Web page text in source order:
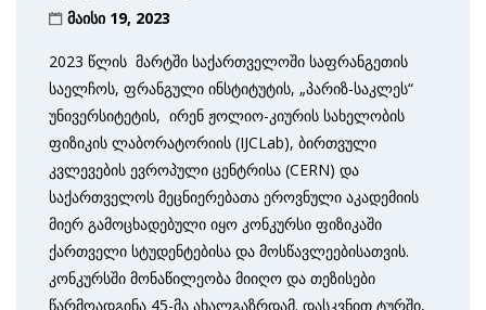
მაისი 19, 2023
2023 წლის მარტში საქართველოში საფრანგეთის
საელჩოს, ფრანგული ინსტიტუტის, „პარიზ-საკლეს“
უნივერსიტეტის, ირენ ჟოლიო-კიურის სახელობის
ფიზიკის ლაბორატორიის (IJCLab), ბირთვული
კვლევების ევროპული ცენტრისა (CERN) და
საქართველოს მეცნიერებათა ეროვნული აკადემიის
მიერ გამოცხადებული იყო კონკურსი ფიზიკაში
ქართველი სტუდენტებისა და მოსწავლეებისათვის.
კონკურსში მონაწილეობა მიიღო და თეზისები
წარმოადგინა 45-მა ახალგაზრდამ. დასკვნით ტურში,